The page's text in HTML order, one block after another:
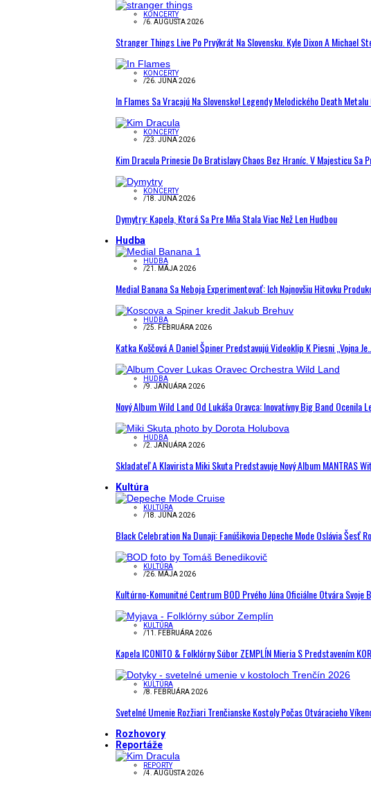
KONCERTY
/6. AUGUSTA 2026
Stranger Things Live Po Prvýkrát Na Slovensku. Kyle Dixon A Michael
KONCERTY
/26. JÚNA 2026
In Flames Sa Vracajú Na Slovensko! Legendy Melodického Death
KONCERTY
/23. JÚNA 2026
Kim Dracula Prinesie Do Bratislavy Chaos Bez Hraníc. V Majesticu Sa
KONCERTY
/18. JÚNA 2026
Dymytry: Kapela, Ktorá Sa Pre Mňa Stala Viac Než Len Hudbou
Hudba
HUDBA
/21. MÁJA 2026
Medial Banana Sa Neboja Experimentovať: Ich Najnovšiu Hitovku
HUDBA
/25. FEBRUÁRA 2026
Katka Koščová A Daniel Špiner Predstavujú Videoklip K Piesni „Vojna
HUDBA
/9. JANUÁRA 2026
Nový Album Wild Land Od Lukáša Oravca: Inovatívny Big Band Ocenila
HUDBA
/2. JANUÁRA 2026
Skladateľ A Klavirista Miki Skuta Predstavuje Nový Album MANTRAS
Kultúra
KULTÚRA
/18. JÚNA 2026
Black Celebration Na Dunaji: Fanúšikovia Depeche Mode Oslávia Šesť
KULTÚRA
/26. MÁJA 2026
Kultúrno-Komunitné Centrum BOD Prvého Júna Oficiálne Otvára Svoje
KULTÚRA
/11. FEBRUÁRA 2026
Kapela ICONITO & Folklórny Súbor ZEMPLÍN Mieria S Predstavením
KULTÚRA
/8. FEBRUÁRA 2026
Svetelné Umenie Rozžiari Trenčianske Kostoly Počas Otváracieho
Rozhovory
Reportáže
REPORTY
/4. AUGUSTA 2026